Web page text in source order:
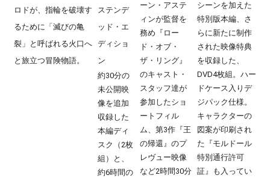
ロドが、指輪を破壊す
るために「滅びの亀
裂」と呼ばれる火口へ
と旅立つ冒険物語。
ステンデ
ッド・エ
ディショ
ン
約30分の
未公開映
像を追加
収録した
本編ディ
スク（2枚
組）と、
約6時間の
ーン・アステ
ィンが監督を
務め『ロー
ド・オブ・
ザ・リング』
のキャスト・
スタッフ達が
参加したショ
ートフィル
ム、第3作『王
の帰還』のプ
レヴュー映像
など2時間30分
シーンを加えた
特別版本編、さ
らに新たに制作
された映像特典
を収録した、
DVD4枚組。ハー
ドケース入りデ
ジパック仕様。
キャラクターの
図案が印刷され
た『モルドール
特別通行許可
証』も入ってい